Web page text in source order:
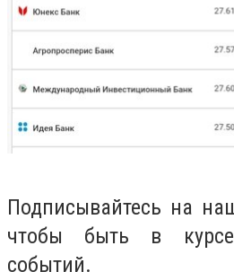
Подписывайтесь на
чтобы быть в
событий.